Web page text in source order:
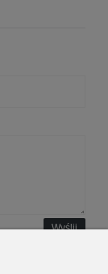
Wyślij